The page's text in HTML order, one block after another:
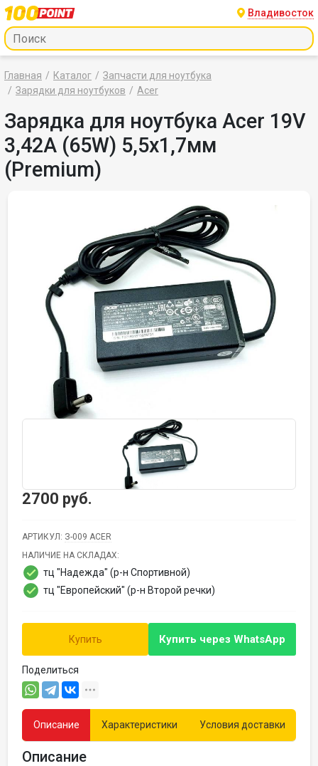
Владивосток
Главная Каталог
Запчасти для ноутбука
Зарядки для ноутбуков
Acer
Зарядка для ноутбука Acer 19V
3,42A (65W) 5,5x1,7мм
(Premium)
2700 руб.
АРТИКУЛ: З-009 ACER
НАЛИЧИЕ НА СКЛАДАХ:
тц "Надежда" (р-н Спортивной)
тц "Европейский" (р-н Второй речки)
Купить Купить через WhatsApp
Поделиться
Описание Характеристики Условия доставки
Описание